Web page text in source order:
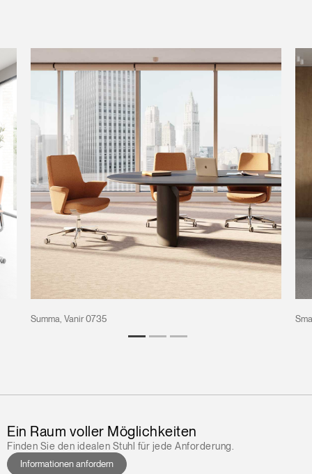
Summa, Vanir 0735
Ein Raum voller Möglichkeiten
Finden Sie den idealen Stuhl für jede Anforderung.
Informationen anfordern